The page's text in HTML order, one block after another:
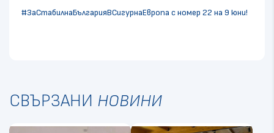
#ЗаСтабилнаБългарияВСигурнаЕвропа с номер 22 на 9 юни!
СВЪРЗАНИ НОВИНИ